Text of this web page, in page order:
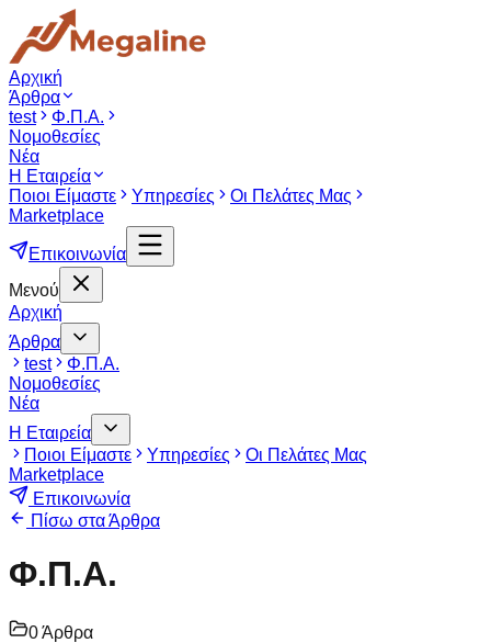
Αρχική
Άρθρα
test
Φ.Π.Α.
Νομοθεσίες
Νέα
Η Εταιρεία
Ποιοι Είμαστε
Υπηρεσίες
Οι Πελάτες Μας
Marketplace
Επικοινωνία
Μενού
Αρχική
Άρθρα
test
Φ.Π.Α.
Νομοθεσίες
Νέα
Η Εταιρεία
Ποιοι Είμαστε
Υπηρεσίες
Οι Πελάτες Μας
Marketplace
Επικοινωνία
Πίσω στα Άρθρα
Φ.Π.Α.
0Άρθρα